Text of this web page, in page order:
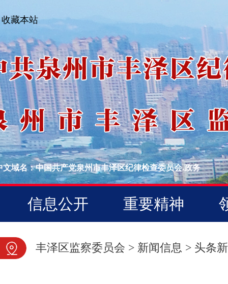
收藏本站
文域名：中国共产党泉州市丰泽区纪律检查委员会.政务
信息公开 重要精神
图片新闻
丰泽区监察委员会 > 新闻信息 > 头条